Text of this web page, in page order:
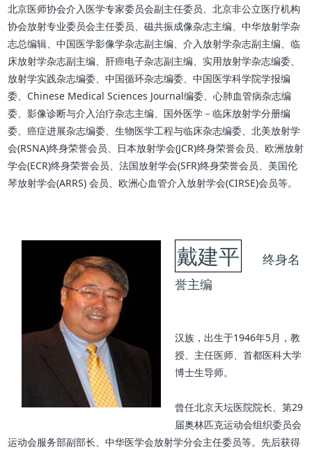
北京医师协会介入医学专家委员会副主任委员、北京非公立医疗机构
协会放射专业委员会主任委员、磁共振成像杂志主编、中华放射学杂
志总编辑、中国医学影像学杂志副主编、介入放射学杂志副主编、临
床放射学杂志副主编、肝癌电子杂志副主编、实用放射学杂志编委、
放射学实践杂志编委、中国循环杂志编委、中国医学科学院学报编
委、Chinese Medical Sciences Journal编委、心肺血管病杂志编
委、影像诊断与介入治疗杂志主编、国外医学－临床放射学分册编
委、癌症进展杂志编委、生物医学工程与临床杂志编委、北美放射学
会(RSNA)终身荣誉会员、日本放射学会(JCR)终身荣誉会员、欧洲放射
学会(ECR)终身荣誉会员、法国放射学会(SFR)终身荣誉会员、美国伦
琴放射学会(ARRS) 会员、欧洲心血管介入放射学会(CIRSE)会员等。
戴建平
终身名
誉主编
汉族，出生于1946年5月，教
授、主任医师、首都医科大学
博士生导师。
曾任北京天坛医院院长、第29
届奥林匹克运动会组织委员会
运动会服务部副部长、中华医学会放射学分会主任委员等。先后获得